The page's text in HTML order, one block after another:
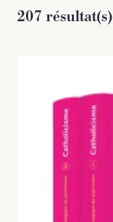
NOS
TOUTES
CAHIERS
CLEFS DU
207 résultat(s)